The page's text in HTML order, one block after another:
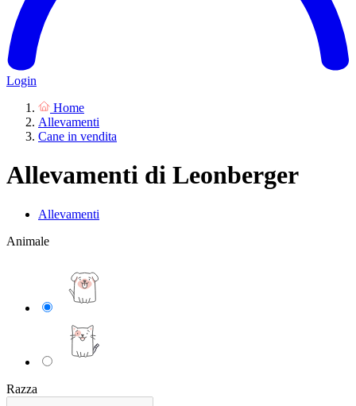
Login
Home
Allevamenti
Cane in vendita
Allevamenti di Leonberger
Allevamenti
Animale
Razza